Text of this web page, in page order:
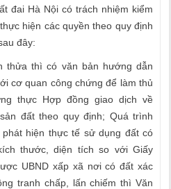
đai Hà Nội có trách nhiệm kiểm
hiện các quyền theo quy định
đây:
thì có văn bản hướng dẫn
cơ quan công chứng để làm thủ
thực Hợp đồng giao dịch về
đất theo quy định; Quá trình
hiện thực tế sử dụng đất có
thước, diện tích so với Giấy
UBND xấp xã nơi có đất xác
tranh chấp, lấn chiếm thì Văn